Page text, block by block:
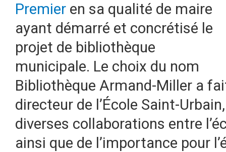
Premier en sa qualité de maire
ayant démarré et concrétisé le
projet de bibliothèque
municipale. Le choix du nom
Bibliothèque Armand-Miller a
directeur de l’École Saint-
diverses collaborations entre
ainsi que de l’importance pour